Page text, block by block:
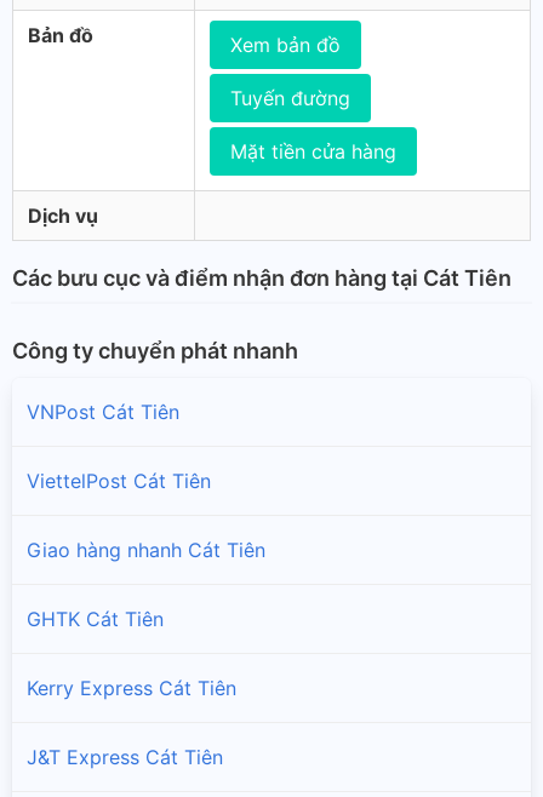
Bản đồ Xem bản đồ
Tuyến đường
Mặt tiền cửa hàng
Dịch vụ
Các bưu cục và điểm nhận đơn hàng tại Cát Tiên
Công ty chuyển phát nhanh
VNPost Cát Tiên
ViettelPost Cát Tiên
Giao hàng nhanh Cát Tiên
GHTK Cát Tiên
Kerry Express Cát Tiên
J&T Express Cát Tiên